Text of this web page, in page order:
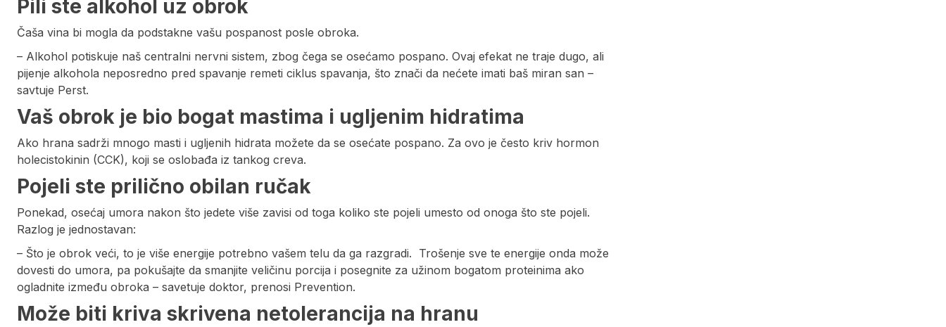
Pili ste alkohol uz obrok
Čaša vina bi mogla da podstakne vašu pospanost posle obroka.
– Alkohol potiskuje naš centralni nervni sistem, zbog čega se osećamo pospano. Ovaj efekat ne traje dugo, ali
pijenje alkohola neposredno pred spavanje remeti ciklus spavanja, što znači da nećete imati baš miran san –
savtuje Perst.
Vaš obrok je bio bogat mastima i ugljenim hidratima
Ako hrana sadrži mnogo masti i ugljenih hidrata možete da se osećate pospano. Za ovo je često kriv hormon
holecistokinin (CCK), koji se oslobađa iz tankog creva.
Pojeli ste prilično obilan ručak
Ponekad, osećaj umora nakon što jedete više zavisi od toga koliko ste pojeli umesto od onoga što ste pojeli.
Razlog je jednostavan:
– Što je obrok veći, to je više energije potrebno vašem telu da ga razgradi. Trošenje sve te energije onda može
dovesti do umora, pa pokušajte da smanjite veličinu porcija i posegnite za užinom bogatom proteinima ako
ogladnite između obroka – savetuje doktor, prenosi Prevention.
Može biti kriva skrivena netolerancija na hranu